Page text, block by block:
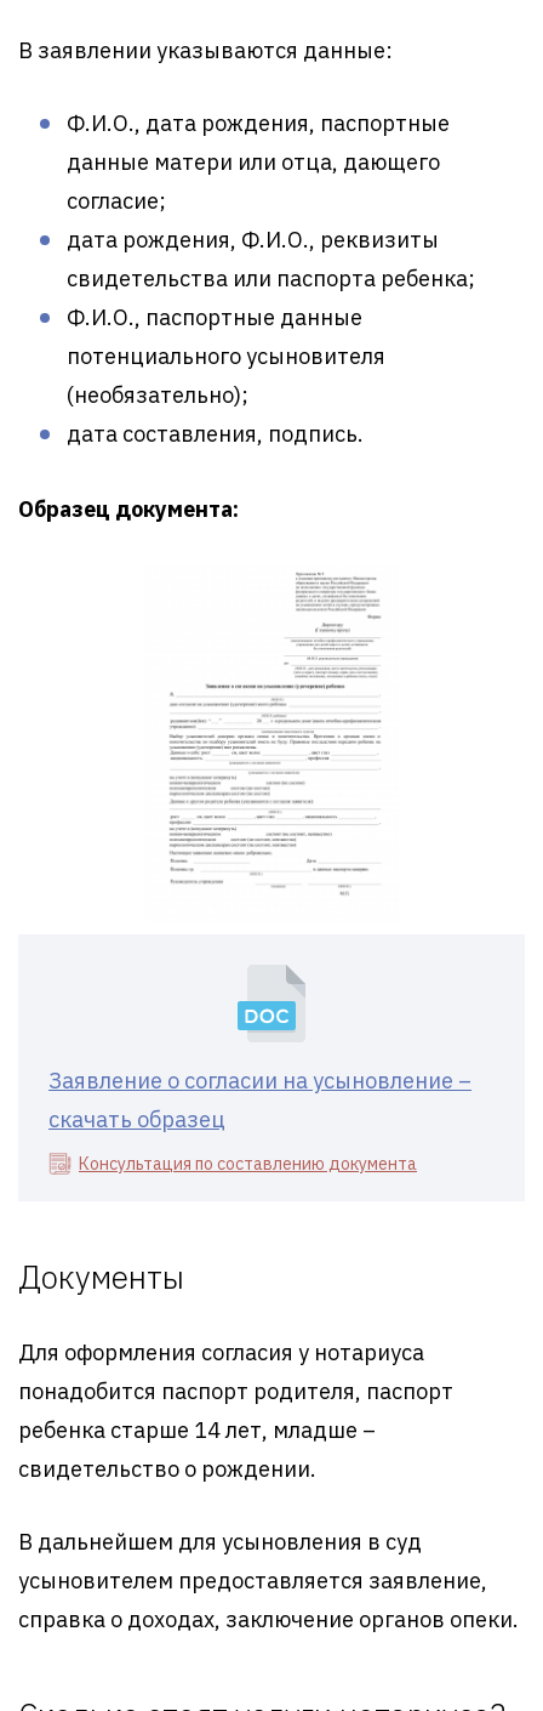
В заявлении указываются данные:
Ф.И.О., дата рождения, паспортные
данные матери или отца, дающего
согласие;
дата рождения, Ф.И.О., реквизиты
свидетельства или паспорта ребенка;
Ф.И.О., паспортные данные
потенциального усыновителя
(необязательно);
дата составления, подпись.
Образец документа:
Заявление о согласии на усыновление –
скачать образец
Консультация по составлению документа
Документы
Для оформления согласия у нотариуса
понадобится паспорт родителя, паспорт
ребенка старше 14 лет, младше –
свидетельство о рождении.
В дальнейшем для усыновления в суд
усыновителем предоставляется заявление,
справка о доходах, заключение органов опеки.